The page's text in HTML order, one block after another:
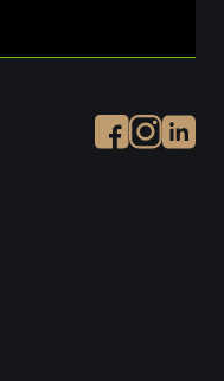
Facebook
Instagram